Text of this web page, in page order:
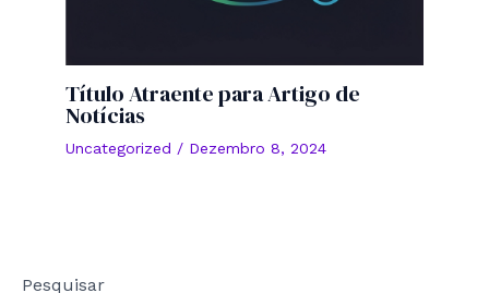
Título Atraente para Artigo de
Notícias
Uncategorized / Dezembro 8, 2024
Pesquisar